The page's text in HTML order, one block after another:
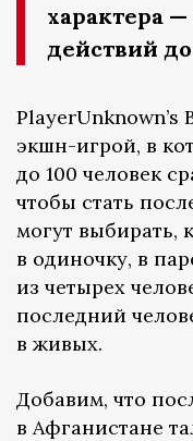
характера
действий
PlayerUnknown’s
экшн-игрой, в
до 100 человек
чтобы стать
могут выбирать,
в одиночку, в
из четырех
последний
в живых.
Добавим, что
в Афганистане